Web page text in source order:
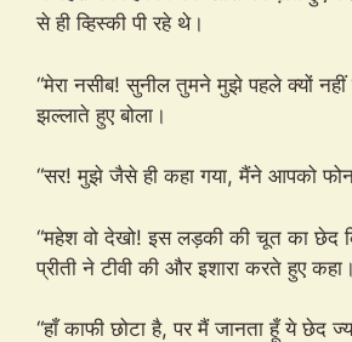
से ही व्हिस्की पी रहे थे।
“मेरा नसीब! सुनील तुमने मुझे पहले क्यों
झल्लाते हुए बोला।
“सर! मुझे जैसे ही कहा गया, मैंने आपको
“महेश वो देखो! इस लड़की की चूत का छेद
प्रीती ने टीवी की और इशारा करते हुए कहा।
“हाँ काफी छोटा है, पर मैं जानता हूँ ये छेद